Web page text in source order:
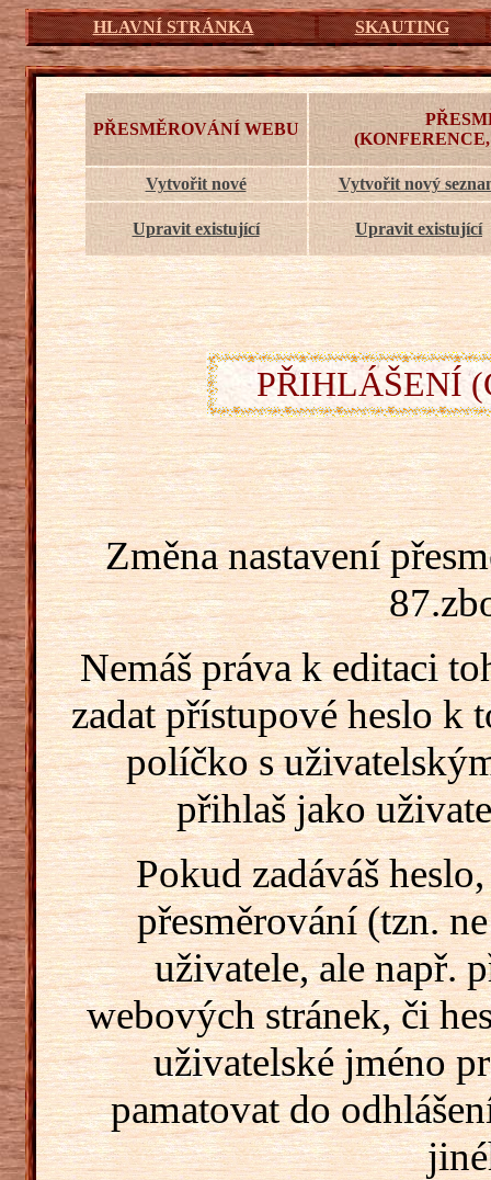
HLAVNÍ STRÁNKA SKAUTING
PŘESMĚROVÁNÍ WEBU
Vytvořit nové Vytvořit nový
Upravit existující Upravit existující
PŘIHLÁŠENÍ
Změna nastavení
Nemáš práva k editaci
zadat přístupové heslo k
políčko s
přihlaš jako
Pokud zadáváš
přesměrování (tzn.
uživatele, ale např.
webových stránek, či
uživatelské jméno
pamatovat do